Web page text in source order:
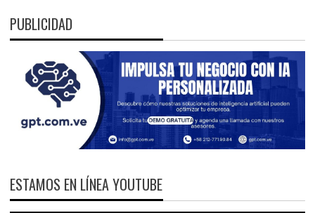
PUBLICIDAD
ESTAMOS EN LÍNEA YOUTUBE